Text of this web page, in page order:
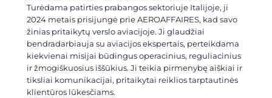
Turėdama patirties prabangos sektoriuje Italijoje, ji
2024 metais prisijungė prie AEROAFFAIRES, kad savo
žinias pritaikytų verslo aviacijoje. Ji glaudžiai
bendradarbiauja su aviacijos ekspertais, perteikdama
kiekvienai misijai būdingus operacinius, reguliacinius
ir žmogiškuosius iššūkius. Ji teikia pirmenybę aiškiai ir
tiksliai komunikacijai, pritaikytai reiklios tarptautinės
klientūros lūkesčiams.